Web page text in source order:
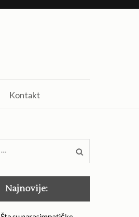
Kontakt
Претрага
за:
Najnovije: